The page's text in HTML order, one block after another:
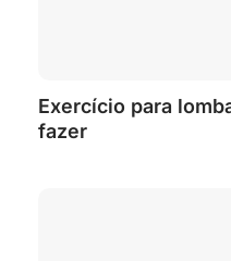
Exercício para
fazer